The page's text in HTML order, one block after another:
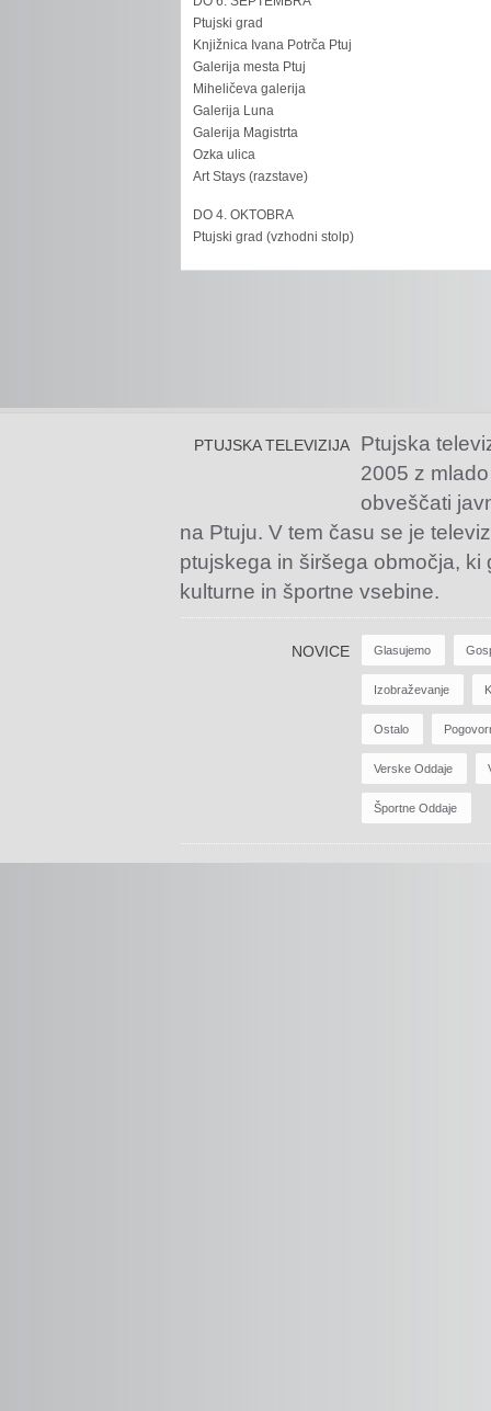
Ptujski grad
Knjižnica Ivana Potrča Ptuj
Galerija mesta Ptuj
Miheličeva galerija
Galerija Luna
Galerija Magistrta
Ozka ulica
Art Stays (razstave)
DO 4. OKTOBRA
Ptujski grad (vzhodni stolp)
PTUJSKA TELEVIZIJA
Ptujska
2005 z
obveščati
na Ptuju. V tem času se je
ptujskega in širšega območja,
kulturne in športne vsebine.
NOVICE Glasujemo
Izobraževanje
Ostalo
Verske Oddaje
Športne Oddaje